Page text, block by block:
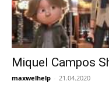
Miquel Campos
maxwelhelp - 21.04.2020